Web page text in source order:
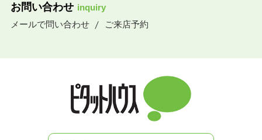
お問い合わせ inquiry
メールで問い合わせ
ご来店予約